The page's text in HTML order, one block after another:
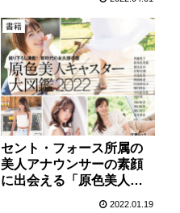
書籍
セント・フォース所属の
美人アナウンサーの素顔
に出会える「原色美人キ
2022.01.19